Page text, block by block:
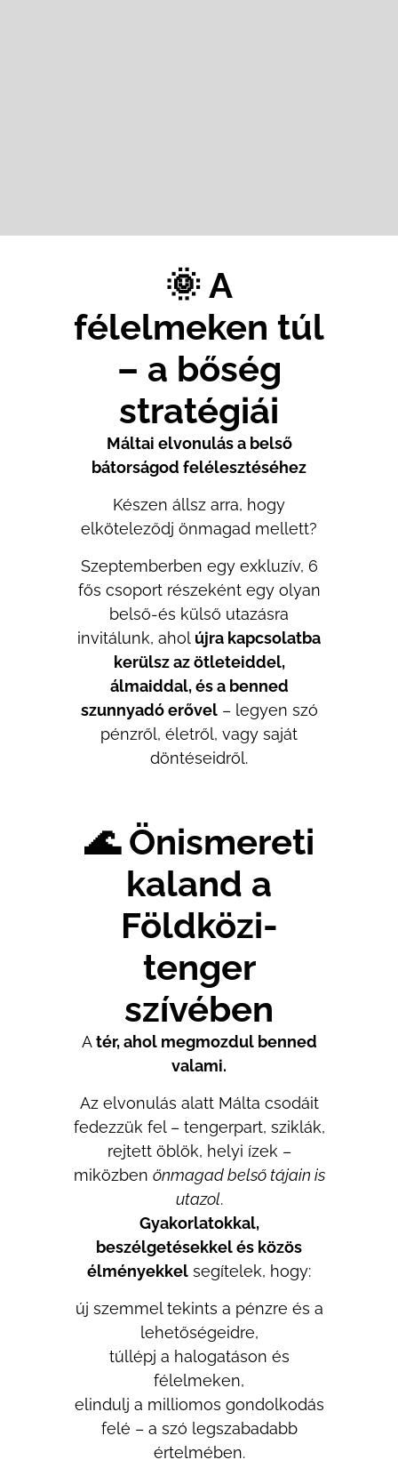
🌞 A
félelmeken túl
– a bőség
stratégiái
Máltai elvonulás a belső
bátorságod felélesztéséhez
Készen állsz arra, hogy
elköteleződj önmagad mellett?
Szeptemberben egy exkluzív, 6
fős csoport részeként egy olyan
belső-és külső utazásra
invitálunk, ahol újra kapcsolatba
kerülsz az ötleteiddel,
álmaiddal, és a benned
szunnyadó erővel– legyen szó
pénzről, életről, vagy saját
döntéseidről.
🌊 Önismereti
kaland a
Földközi-
tenger
szívében
Atér, ahol megmozdul benned
valami.
Az elvonulás alatt Málta csodáit
fedezzük fel – tengerpart, sziklák,
rejtett öblök, helyi ízek –
miközben önmagad belső tájain is
utazol.
Gyakorlatokkal,
beszélgetésekkel és közös
élményekkel segítelek, hogy:
új szemmel tekints a pénzre és a
lehetőségeidre,
túllépj a halogatáson és
félelmeken,
elindulj a milliomos gondolkodás
felé – a szó legszabadabb
értelmében.